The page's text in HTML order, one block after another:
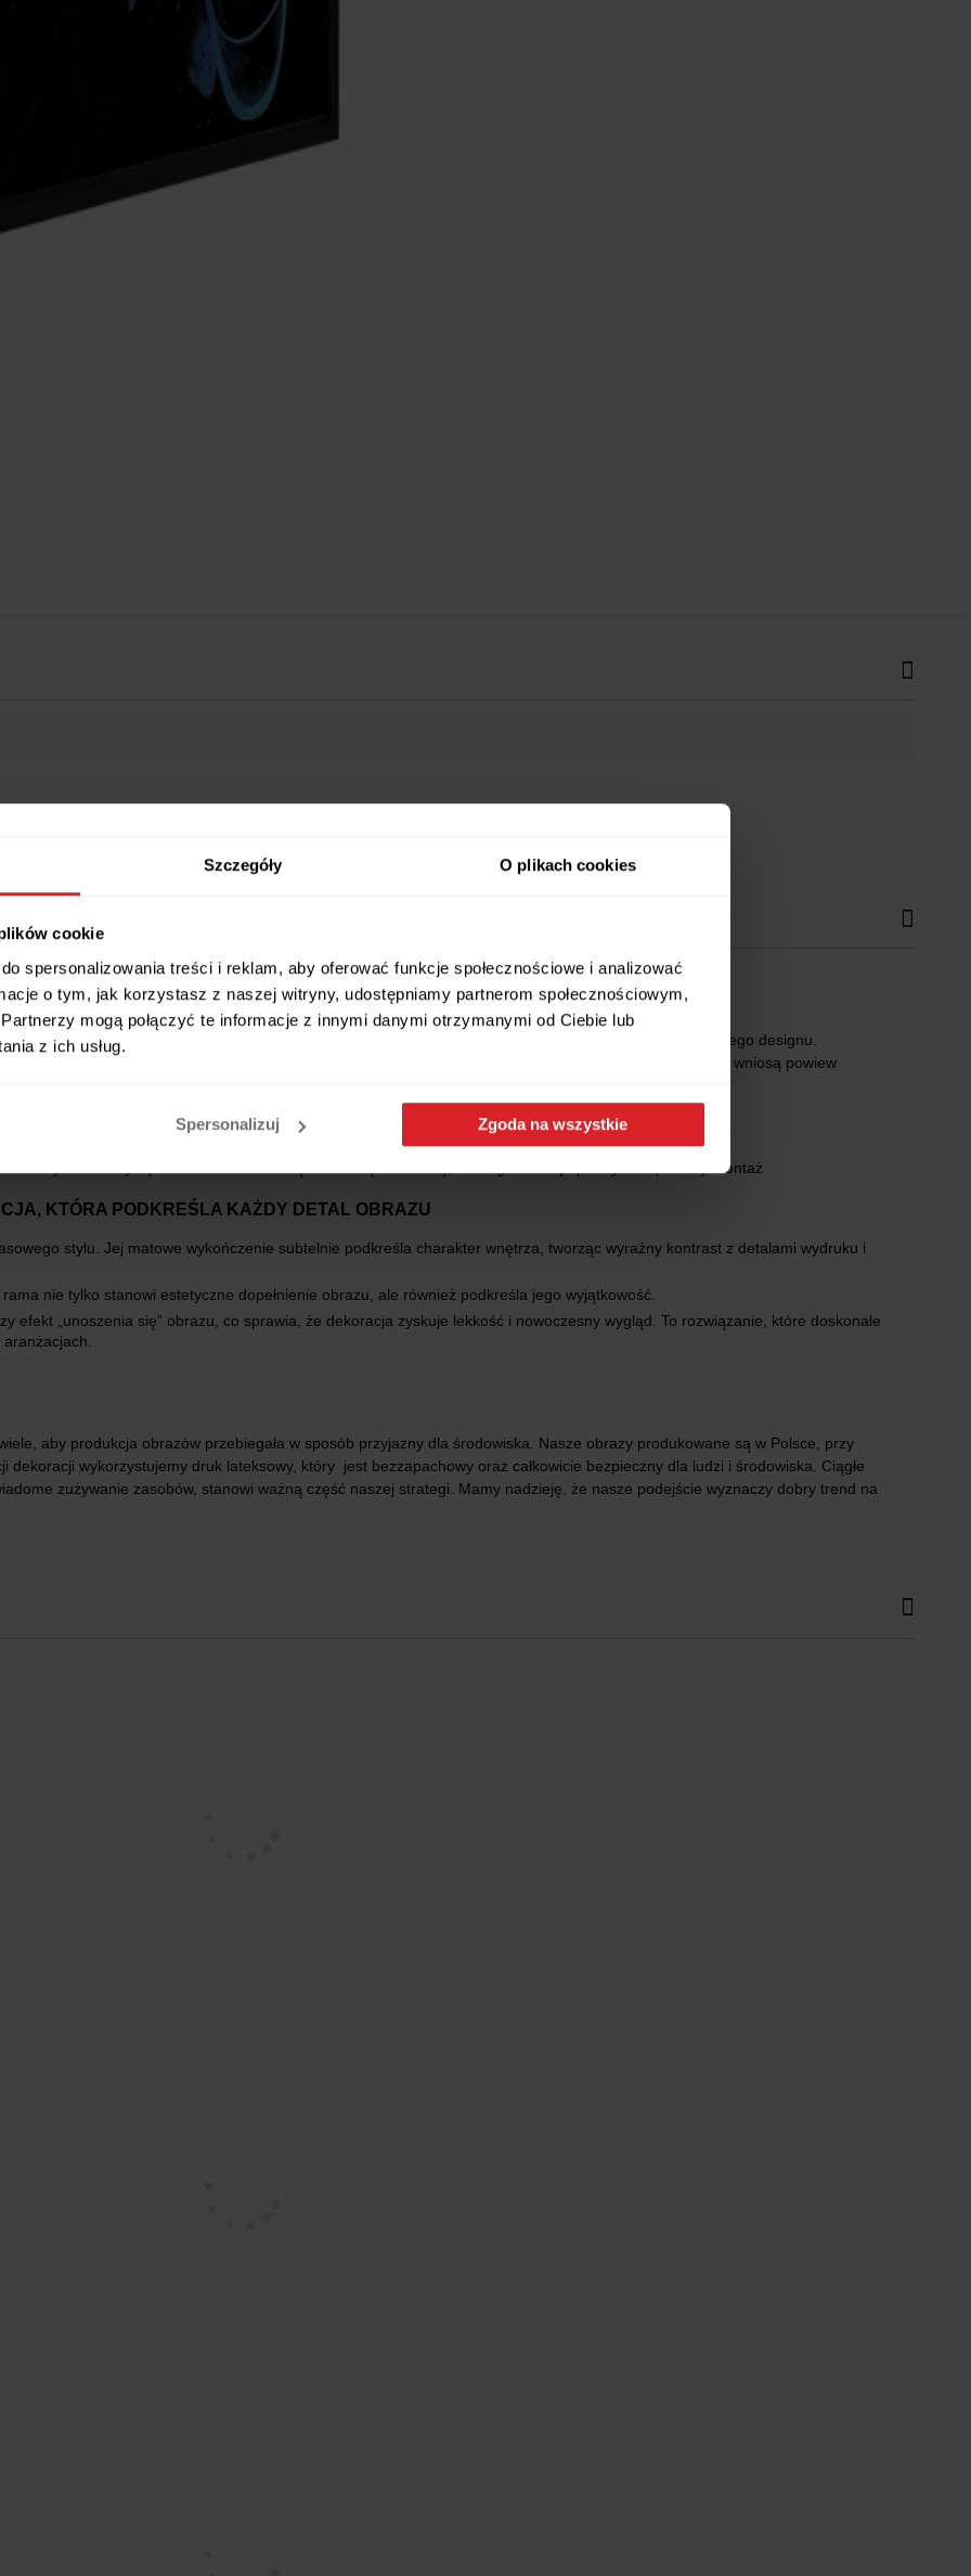
Szczegóły O plikach cookies
cookie
spersonalizowania treści i reklam, aby oferować funkcje społecznościowe i analizować
o tym, jak korzystasz z naszej witryny, udostępniamy partnerom społecznościowym,
mogą połączyć te informacje z innymi danymi otrzymanymi od Ciebie lub
z ich usług.
Spersonalizuj Zgoda na wszystkie
Dla Dzieci 60x40
ramę oraz oprawione w elegancką czarną ramę dekoracyjną tworzy wyjątkowy efekt głębi i nowoczesnego designu.
wykonania i dbałość o każdy detal. Nasze obrazy z pewnością odmienią wnętrze Twojego mieszkania, wniosą powiew
Każdy obraz z tyłu posiada zamontowaną metalową zawieszkę, która gwarantuje prosty i bezpieczny montaż
KTÓRA PODKREŚLA KAŻDY DETAL OBRAZU
stylu. Jej matowe wykończenie subtelnie podkreśla charakter wnętrza, tworząc wyraźny kontrast z detalami wydruku i
nie tylko stanowi estetyczne dopełnienie obrazu, ale również podkreśla jego wyjątkowość.
efekt „unoszenia się” obrazu, co sprawia, że dekoracja zyskuje lekkość i nowoczesny wygląd. To rozwiązanie, które doskonale
aby produkcja obrazów przebiegała w sposób przyjazny dla środowiska. Nasze obrazy produkowane są w Polsce, przy
wykorzystujemy druk lateksowy, który jest bezzapachowy oraz całkowicie bezpieczny dla ludzi i środowiska. Ciągłe
zużywanie zasobów, stanowi ważną część naszej strategi. Mamy nadzieję, że nasze podejście wyznaczy dobry trend na